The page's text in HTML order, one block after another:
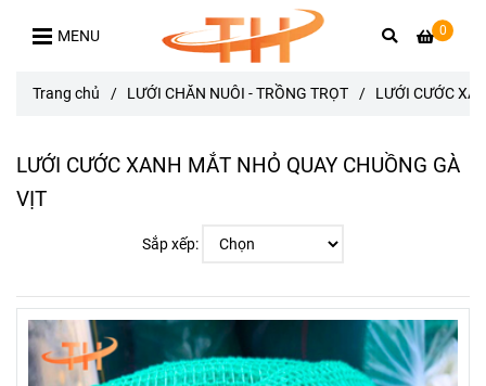
0
MENU
Trang chủ / LƯỚI CHĂN NUÔI - TRỒNG TRỌT / LƯỚI CƯỚC
LƯỚI CƯỚC XANH MẮT NHỎ QUAY CHUỒNG GÀ
VỊT
Sắp xếp: